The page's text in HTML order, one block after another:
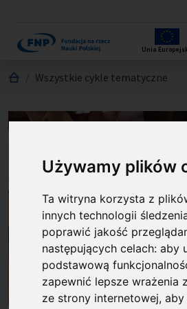
Używamy plików
Ta witryna korzysta z
innych technologii
poprawić jakość
następujących celach:aby
podstawową
zapewnić lepsze wrażenia
ze strony internetowej,aby
Unia
Jesteś tutaj:
Wszystkie cykle tematyczne